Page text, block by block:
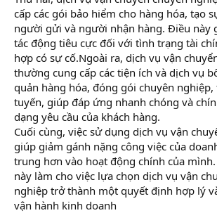
cấp các gói bảo hiểm cho hàng hóa, tạo
người gửi và người nhận hàng. Điều này
tác động tiêu cực đối với tình trạng tài
hợp có sự cố.Ngoài ra, dịch vụ vận
thường cung cấp các tiện ích và dịch vụ
quản hàng hóa, đóng gói chuyên
tuyến, giúp đáp ứng nhanh chóng và
dạng yêu cầu của khách hàng.
Cuối cùng, việc sử dụng dịch vụ vận
giúp giảm gánh nặng công việc của
trung hơn vào hoạt động chính của
này làm cho việc lựa chọn dịch vụ vận
nghiệp trở thành một quyết định hợp lý
vận hành kinh doanh